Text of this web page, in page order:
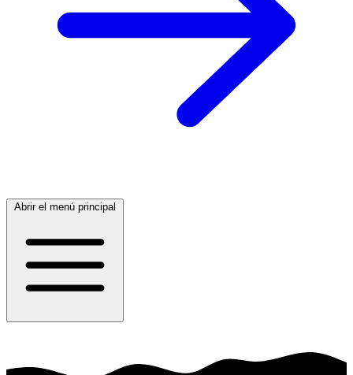
Abrir el menú principal